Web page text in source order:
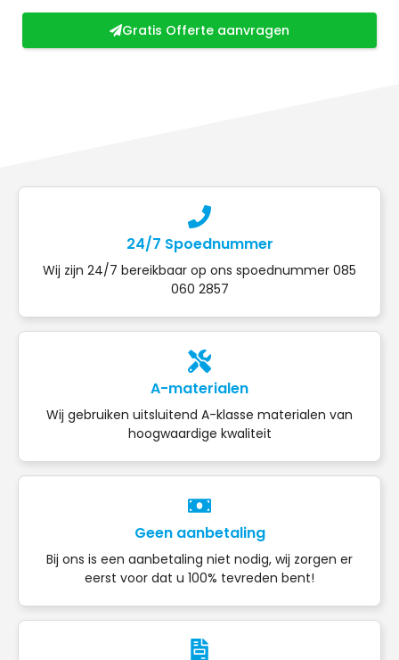
Gratis Offerte aanvragen
24/7 Spoednummer
Wij zijn 24/7 bereikbaar op ons spoednummer 085
060 2857
A-materialen
Wij gebruiken uitsluitend A-klasse materialen van
hoogwaardige kwaliteit
Geen aanbetaling
Bij ons is een aanbetaling niet nodig, wij zorgen er
eerst voor dat u 100% tevreden bent!